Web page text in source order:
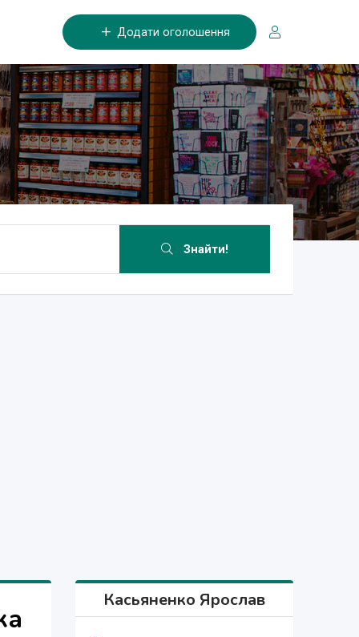
Додати оголошення
Знайти!
Касьяненко Ярослав